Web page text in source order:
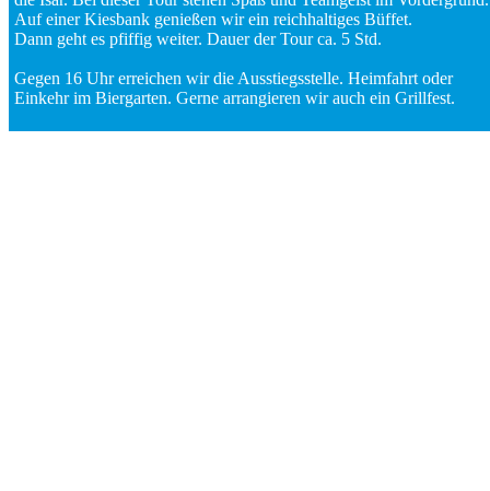
Auf einer Kiesbank genießen wir ein reichhaltiges Büffet.
Dann geht es pfiffig weiter. Dauer der Tour ca. 5 Std.
Gegen 16 Uhr erreichen wir die Ausstiegsstelle. Heimfahrt oder
Einkehr im Biergarten. Gerne arrangieren wir auch ein Grillfest.